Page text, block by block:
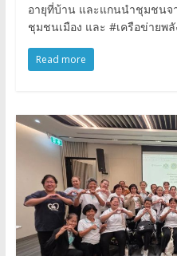
อายุที่บ้าน และแกนนำชุมชนจ
ชุมชนเมือง และ #เครือข่ายพลั
Read more